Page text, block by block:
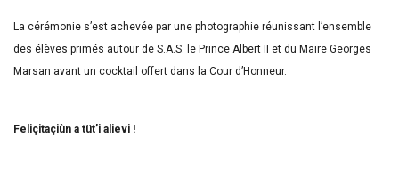
La cérémonie s’est achevée par une photographie réunissant l’ensemble
des élèves primés autour de S.A.S. le Prince Albert II et du Maire Georges
Marsan avant un cocktail offert dans la Cour d’Honneur.
Feliçitaçiùn a tüt’i alievi !